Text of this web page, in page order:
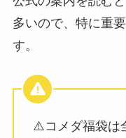
多いので、特に重
す。
⚠️コメダ福袋は